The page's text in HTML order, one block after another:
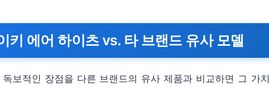
키 에어 하이츠 vs. 타 브랜드 유사 모델
보적인 장점을 다른 브랜드의 유사 제품과 비교하면 그 가치